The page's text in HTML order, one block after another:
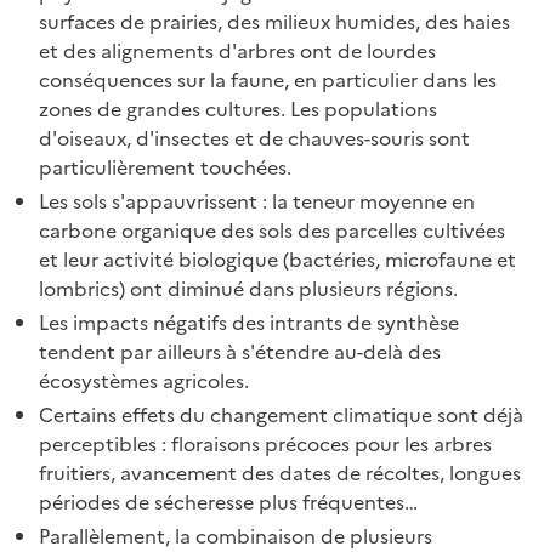
surfaces de prairies, des milieux humides, des haies
et des alignements d'arbres ont de lourdes
conséquences sur la faune, en particulier dans les
zones de grandes cultures. Les populations
d'oiseaux, d'insectes et de chauves-souris sont
particulièrement touchées.
Les sols s'appauvrissent : la teneur moyenne en
carbone organique des sols des parcelles cultivées
et leur activité biologique (bactéries, microfaune et
lombrics) ont diminué dans plusieurs régions.
Les impacts négatifs des intrants de synthèse
tendent par ailleurs à s'étendre au-delà des
écosystèmes agricoles.
Certains effets du changement climatique sont déjà
perceptibles : floraisons précoces pour les arbres
fruitiers, avancement des dates de récoltes, longues
périodes de sécheresse plus fréquentes…
Parallèlement, la combinaison de plusieurs